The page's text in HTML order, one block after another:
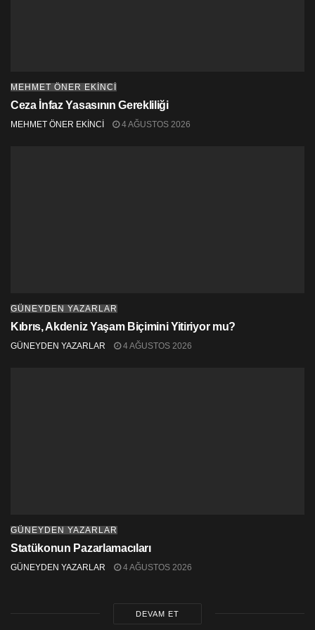
MEHMET ÖNER EKINCI
Ceza İnfaz Yasasının Gerekliliği
MEHMET ÖNER EKİNCİ 4 AĞUSTOS 2026
GÜNEYDEN YAZARLAR
Kıbrıs, Akdeniz Yaşam Biçimini Yitiriyor mu?
GÜNEYDEN YAZARLAR 4 AĞUSTOS 2026
GÜNEYDEN YAZARLAR
Statükonun Pazarlamacıları
GÜNEYDEN YAZARLAR 4 AĞUSTOS 2026
DEVAM ET